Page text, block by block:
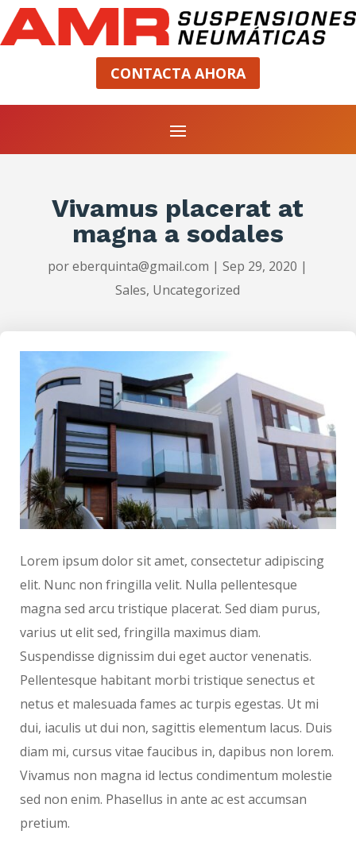
CONTACTA AHORA
Vivamus placerat at
magna a sodales
poreberquinta@gmail.com |Sep 29, 2020 |
Sales, Uncategorized
Lorem ipsum dolor sit amet, consectetur adipiscing
elit. Nunc non fringilla velit. Nulla pellentesque
magna sed arcu tristique placerat. Sed diam purus,
varius ut elit sed, fringilla maximus diam.
Suspendisse dignissim dui eget auctor venenatis.
Pellentesque habitant morbi tristique senectus et
netus et malesuada fames ac turpis egestas. Ut mi
dui, iaculis ut dui non, sagittis elementum lacus. Duis
diam mi, cursus vitae faucibus in, dapibus non lorem.
Vivamus non magna id lectus condimentum molestie
sed non enim. Phasellus in ante ac est accumsan
pretium.